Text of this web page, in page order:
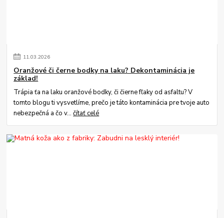
11.03.2026
Oranžové či černe bodky na laku? Dekontaminácia je
základ!
Trápia ťa na laku oranžové bodky, či čierne fľaky od asfaltu? V
tomto blogu ti vysvetlíme, prečo je táto kontaminácia pre tvoje auto
nebezpečná a čo v...čítať celé